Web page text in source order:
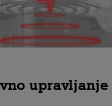
upravljanje